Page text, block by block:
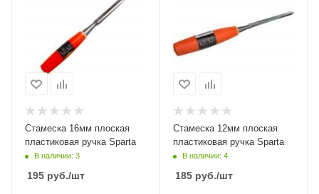
Стамеска 16мм плоская
пластиковая ручка Sparta
В наличии: 3
195 руб./шт
Стамеска 12мм плоская
пластиковая ручка Sparta
В наличии: 4
185руб./шт